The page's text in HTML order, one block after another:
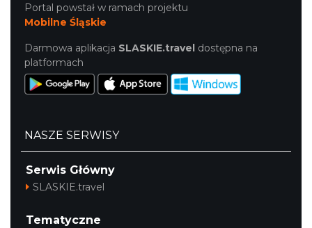
Portal powstał w ramach projektu
Mobilne Śląskie
Darmowa aplikacja SLASKIE.travel dostępna na
platformach
NASZE SERWISY
Serwis Główny
SLASKIE.travel
Tematyczne